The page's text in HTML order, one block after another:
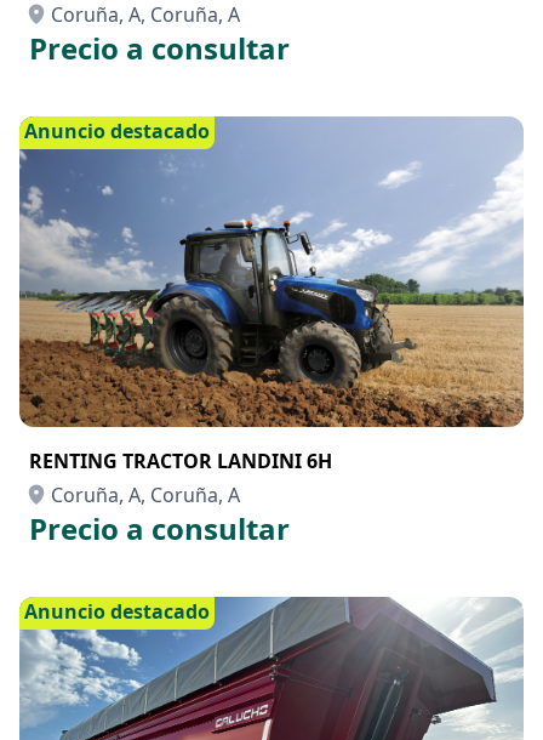
Coruña, A, Coruña, A
Precio a consultar
Anuncio destacado
RENTING TRACTOR LANDINI 6H
Coruña, A, Coruña, A
Precio a consultar
Anuncio destacado